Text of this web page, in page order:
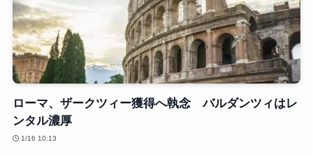
ローマ、ザークツィー獲得へ執念 バルダンツィはレ
ンタル濃厚
1/16 10:13